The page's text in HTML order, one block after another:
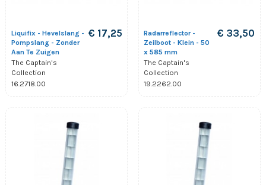
Liquifix - Hevelslang -
Pompslang - Zonder
Aan Te Zuigen
The Captain's
Collection
16.2718.00
€ 17,25
Radarreflector -
Zeilboot - Klein - 50
x 585 mm
The Captain's
Collection
19.2262.00
€ 33,50